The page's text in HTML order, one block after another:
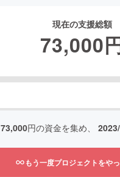
現在の支援総額
73,000
73,000円の資金を集め、
もう一度プロジェクトをや